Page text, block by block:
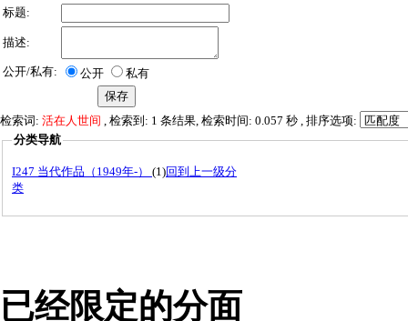
标题:
描述:
公开/私有: 公开 私有
检索词: 活在人世间 , 检索到: 1 条结果, 检索时间: 0.057 秒 , 排序选项:
分类导航
I247 当代作品（1949年-） (1)回到上一级分
类
已经限定的分面